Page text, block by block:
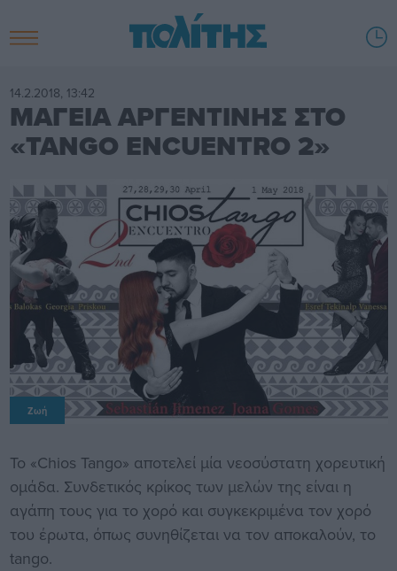
14.2.2018, 13:42
ΜΑΓΕΙΑ ΑΡΓΕΝΤΙΝΗΣ ΣΤΟ
«TANGO ENCUENTRO 2»
Ζωή
To «Chios Tango» αποτελεί μία νεοσύστατη χορευτική
ομάδα. Συνδετικός κρίκος των μελών της είναι η
αγάπη τους για το χορό και συγκεκριμένα τον χορό
του έρωτα, όπως συνηθίζεται να τον αποκαλούν, το
tango.